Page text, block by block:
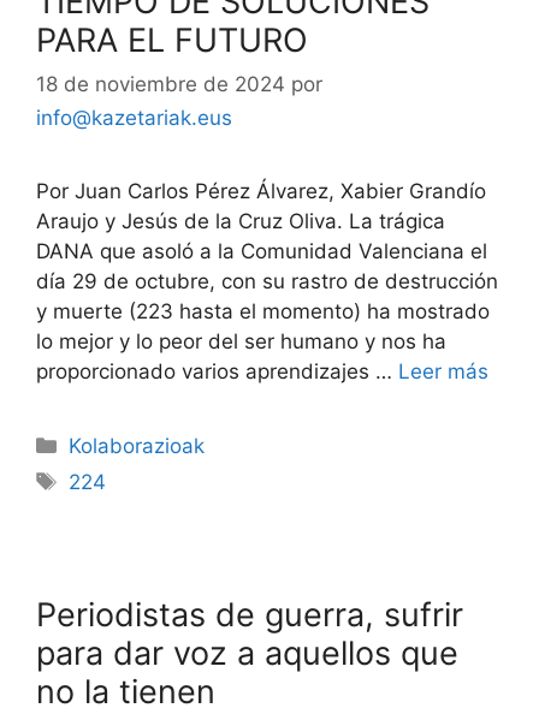
PARA EL FUTURO
18 de noviembre de 2024 por
info@kazetariak.eus
Por Juan Carlos Pérez Álvarez, Xabier Grandío
Araujo y Jesús de la Cruz Oliva. La trágica
DANA que asoló a la Comunidad Valenciana el
día 29 de octubre, con su rastro de destrucción
y muerte (223 hasta el momento) ha mostrado
lo mejor y lo peor del ser humano y nos ha
proporcionado varios aprendizajes … Leer más
Kolaborazioak
224
Periodistas de guerra, sufrir
para dar voz a aquellos que
no la tienen